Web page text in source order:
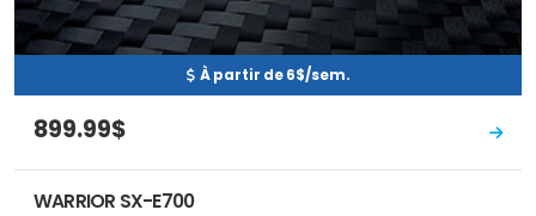
À partir de 6$/sem.
899.99$
WARRIOR SX-E700